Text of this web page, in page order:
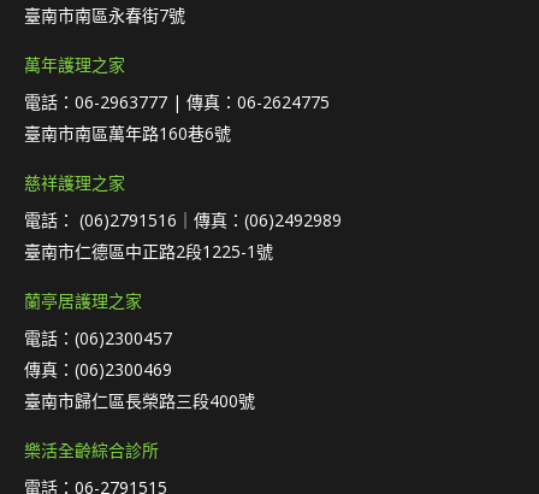
臺南市南區永春街7號
萬年護理之家
電話：06-2963777 | 傳真：06-2624775
臺南市南區萬年路160巷6號
慈祥護理之家
電話： (06)2791516｜傳真：(06)2492989
臺南市仁德區中正路2段1225-1號
蘭亭居護理之家
電話：(06)2300457
傳真：(06)2300469
臺南市歸仁區長榮路三段400號
樂活全齡綜合診所
電話：06-2791515